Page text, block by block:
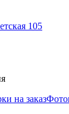
105
на заказ